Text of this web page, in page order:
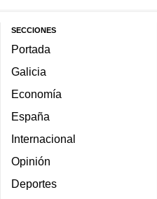
SECCIONES
Portada
Galicia
Economía
España
Internacional
Opinión
Deportes